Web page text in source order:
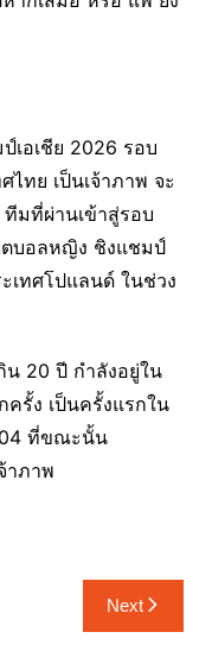
เอเชีย 2026 รอบ
ไทย เป็นเจ้าภาพ จะ
มที่ผ่านเข้าสู่รอบ
ตบอลหญิง ชิงแชมป์
เทศโปแลนด์ ในช่วง
20 ปี กำลังอยู่ใน
รั้ง เป็นครั้งแรกใน
ที่ขณะนั้น
าภาพ
Next